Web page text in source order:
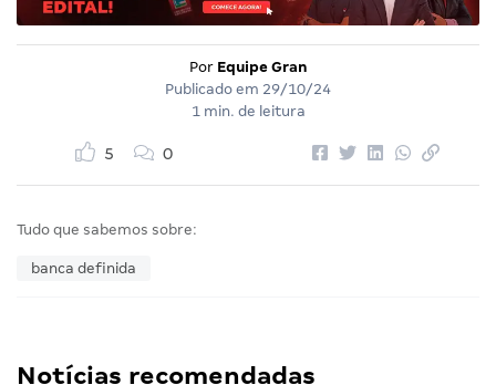
Por Equipe Gran
Publicado em 29/10/24
1 min. de leitura
5 0
Tudo que sabemos sobre:
banca definida
Notícias recomendadas